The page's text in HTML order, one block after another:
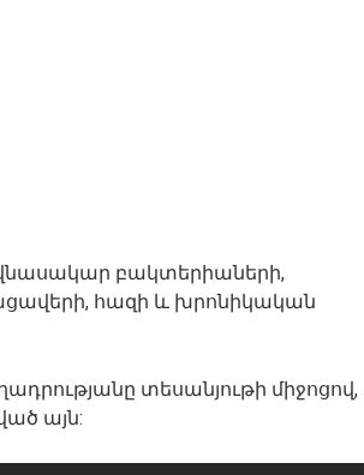
վնասակար բակտերիաների,
հազի և խրոնիկական
տեսանյութի միջոցով,
այն: